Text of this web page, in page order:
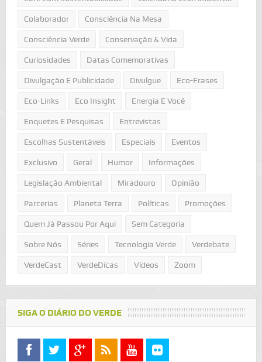
Colaborador Consciência Na Mesa
Consciência Verde Conservação & Vida
Curiosidades Datas Comemorativas
Divulgação E Publicidade Divulgue Eco-Frases
Eco-Links Eco Insight Energia E Você
Enquetes E Pesquisas Entrevistas
Escolhas Sustentáveis Especiais Eventos
Exclusivo Geral Humor Informações
Legislação Ambiental Miradouro Opinião
Parcerias Planeta Terra Políticas Promoções
Quem Já Passou Por Aqui Sem Categoria
Sobre Nós Séries Tecnologia Verde Verdebate
VerdeCast VerdeDicas Vídeos Zoom
SIGA O DIÁRIO DO VERDE